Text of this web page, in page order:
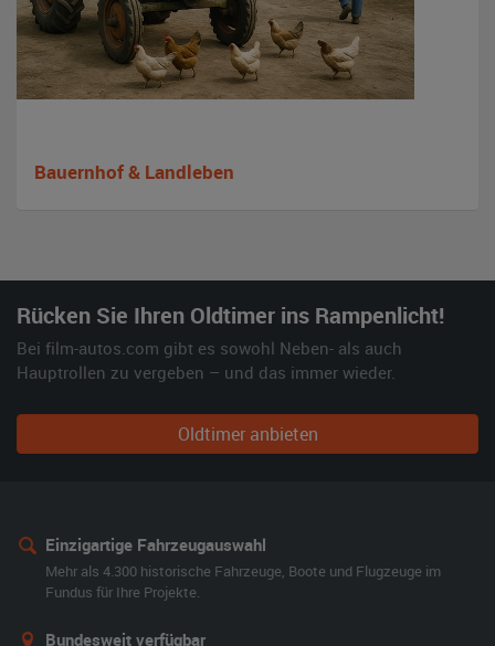
Bauernhof & Landleben
Rücken Sie Ihren Oldtimer ins Rampenlicht!
Bei film-autos.com gibt es sowohl Neben- als auch
Hauptrollen zu vergeben – und das immer wieder.
Oldtimer anbieten
Einzigartige Fahrzeugauswahl
Mehr als 4.300 historische Fahrzeuge, Boote und Flugzeuge im
Fundus für Ihre Projekte.
Bundesweit verfügbar